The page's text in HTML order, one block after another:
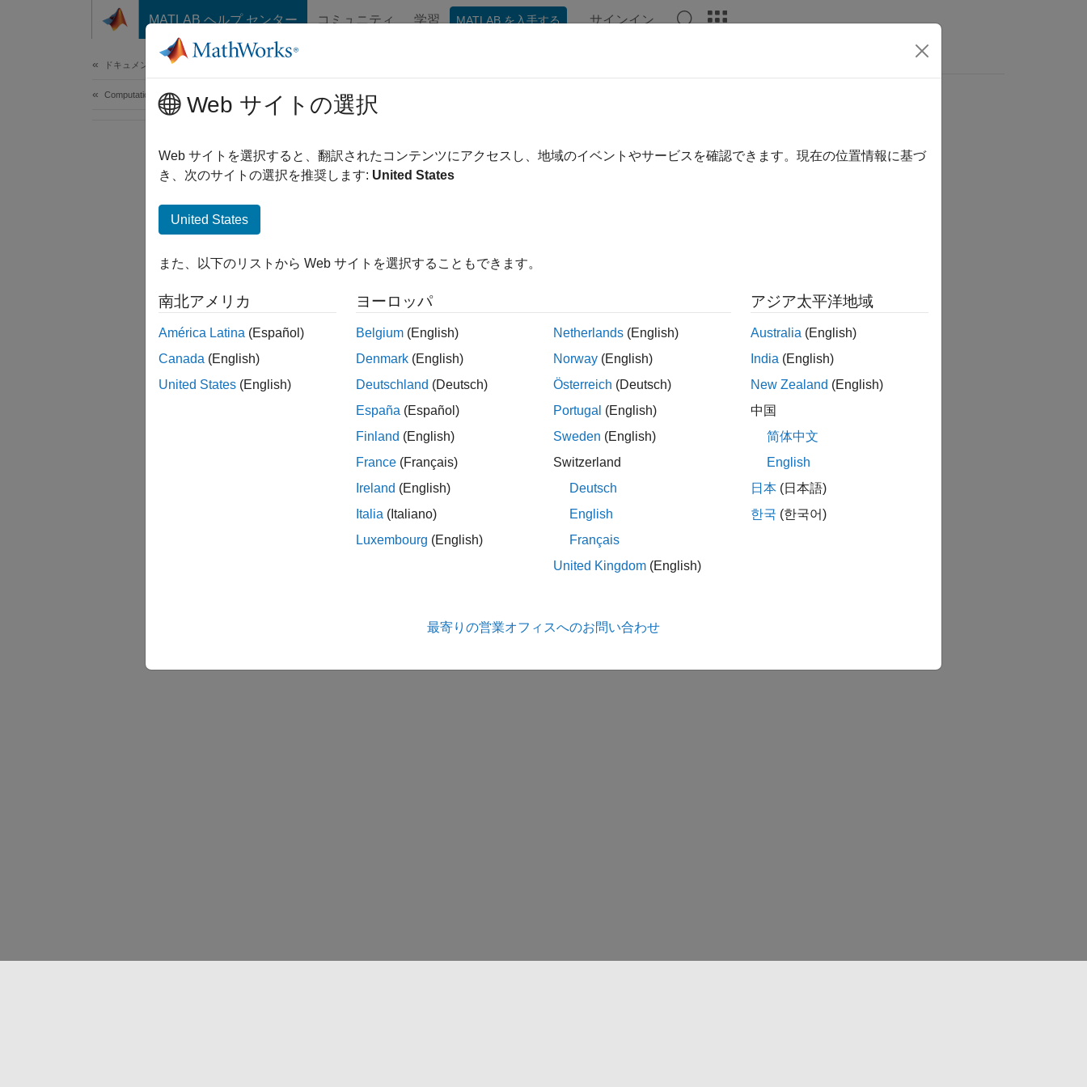
コンテンツへスキップ
MATLAB ヘルプ センター コミュニティ 学習 MATLAB を入手する サインイン
ドキュメンテーションのホーム
Computational BiologyWeb サイトの選択
Web サイトを選択すると、翻訳されたコンテンツにアクセスし、地域のイベントやサービスを確認できます。現在の位置情報に基づ
き、次のサイトの選択を推奨します: United States
United States
また、以下のリストから Web サイトを選択することもできます。
南北アメリカ
América Latina (Español)
Canada (English)
United States (English)
ヨーロッパ
Belgium (English)
Denmark (English)
Deutschland (Deutsch)
España (Español)
Finland (English)
France (Français)
Ireland (English)
Italia (Italiano)
Luxembourg (English)
Netherlands (English)
Norway (English)
Österreich (Deutsch)
Portugal (English)
Sweden (English)
Switzerland
Deutsch
English
Français
United Kingdom (English)
アジア太平洋地域
Australia (English)
India (English)
New Zealand (English)
中国
简体中文
English
日本 (日本語)
한국 (한국어)
最寄りの営業オフィスへのお問い合わせ